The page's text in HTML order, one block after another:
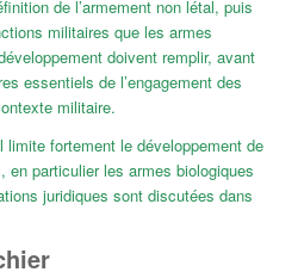
de l’armement non létal, puis
militaires que les armes
doivent remplir, avant
essentiels de l’engagement des
militaire.
limite fortement le développement de
en particulier les armes biologiques
juridiques sont discutées dans